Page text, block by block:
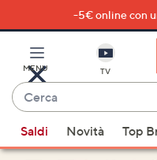
al
principale
-5€ online con
MENU TV
Cerca
sono
Saldi Novità Top